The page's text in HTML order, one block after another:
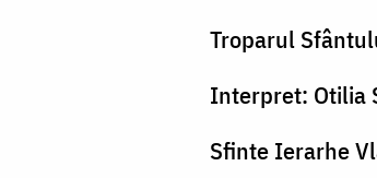
Troparul
Interpret: Otilia
Sfinte Ierarhe